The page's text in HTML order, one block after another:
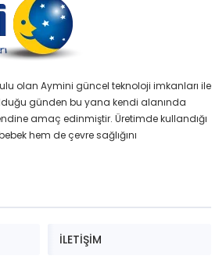
olan Aymini güncel teknoloji imkanları ile
günden bu yana kendi alanında
amaç edinmiştir. Üretimde kullandığı
hem de çevre sağlığını
İLETİŞİM